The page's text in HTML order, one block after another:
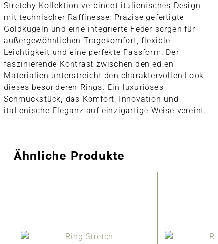
Stretchy Kollektion verbindet italienisches Design
mit technischer Raffinesse: Präzise gefertigte
Goldkugeln und eine integrierte Feder sorgen für
außergewöhnlichen Tragekomfort, flexible
Leichtigkeit und eine perfekte Passform. Der
faszinierende Kontrast zwischen den edlen
Materialien unterstreicht den charaktervollen Look
dieses besonderen Rings. Ein luxuriöses
Schmuckstück, das Komfort, Innovation und
italienische Eleganz auf einzigartige Weise vereint.
Ähnliche Produkte